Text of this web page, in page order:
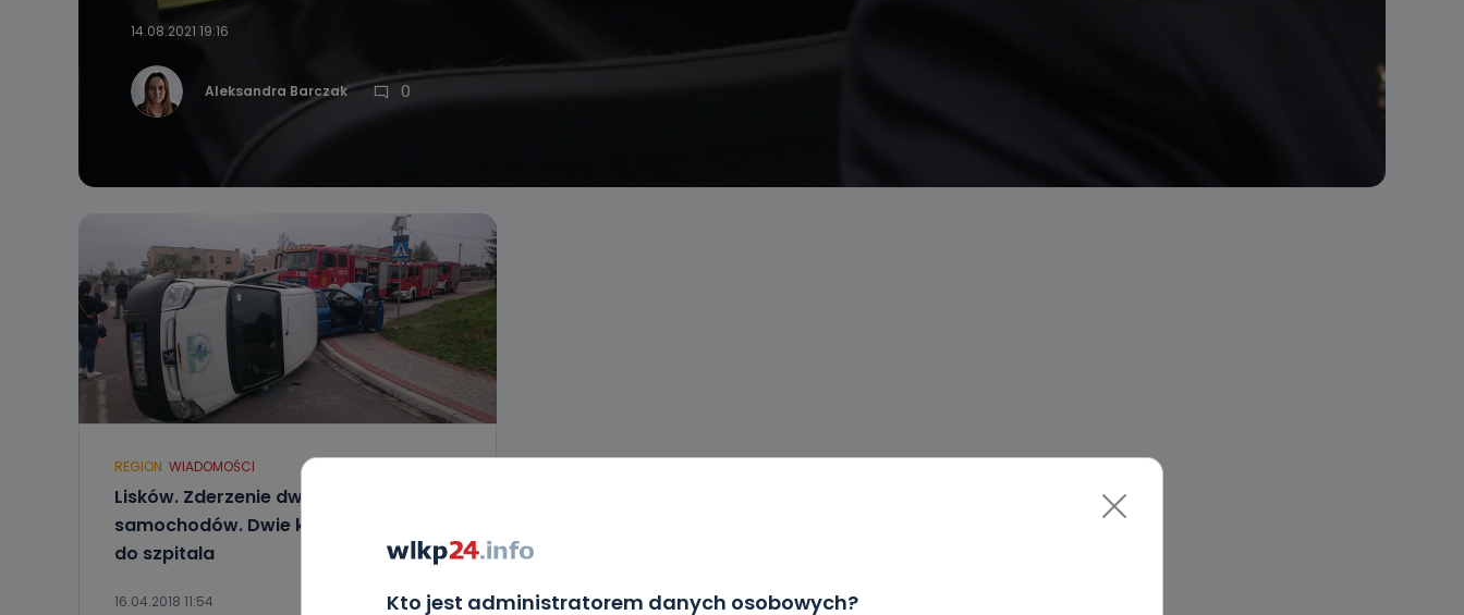
Kto jest administratorem danych osobowych?
14.08.2021 19:16
Aleksandra Barczak 0
REGION WIADOMOŚCI
Lisków. Zderzenie dwóch
samochodów. Dwie kobiety zabrane
do szpitala
16.04.2018 11:54